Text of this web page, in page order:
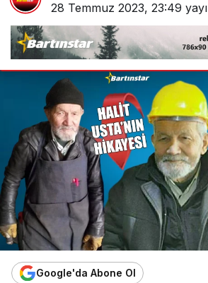
28 Temmuz 2023, 23:49
Google'da Abone Ol